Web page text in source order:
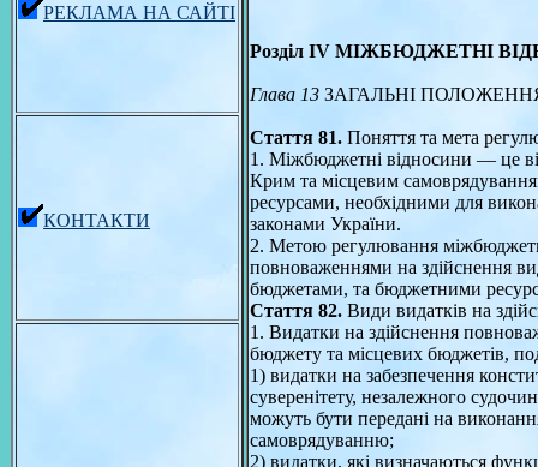
РЕКЛАМА НА САЙТІ
КОНТАКТИ
Розділ IV МIЖБЮДЖЕТНI
Глава 13 ЗАГАЛЬНI
Стаття 81. Поняття та мета
1. Міжбюджетні відносини — це
Крим та місцевим
ресурсами, необхідними для
законами України.
2. Метою регулювання
повноваженнями на здійснення
бюджетами, та бюджетними
Стаття 82. Види видатків на
1. Видатки на здійснення
бюджету та місцевих бюджетів,
1) видатки на забезпечення
суверенітету, незалежного
можуть бути передані на
самоврядуванню;
2) видатки, які визначаються